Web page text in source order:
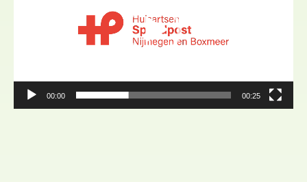
00:00 00:25